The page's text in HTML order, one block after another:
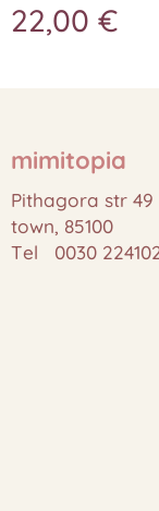
22,00 €
mimitopia
Pithagora
town, 85100
Tel 0030